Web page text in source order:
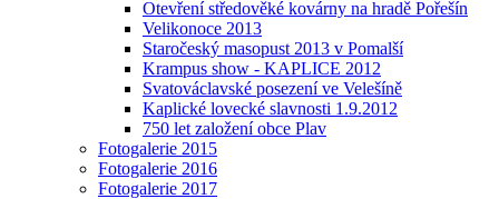
Otevření středověké kovárny na hradě Pořešín
Velikonoce 2013
Staročeský masopust 2013 v Pomalší
Krampus show - KAPLICE 2012
Svatováclavské posezení ve Velešíně
Kaplické lovecké slavnosti 1.9.2012
750 let založení obce Plav
Fotogalerie 2015
Fotogalerie 2016
Fotogalerie 2017